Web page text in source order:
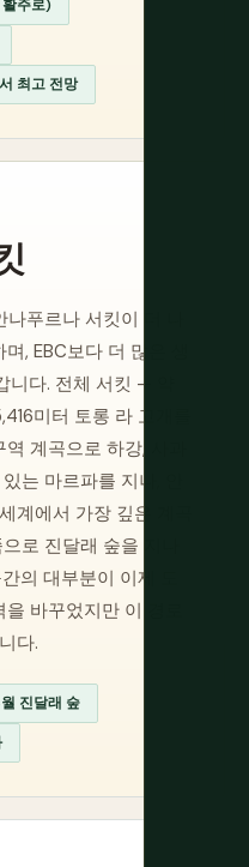
주로)
최고 전망
푸르나 서킷이 더 나
, EBC보다 더 많은 생
다. 전체 서킷 — 약
미터 토롱 라 고개를
계곡으로 하강, 사과
는 마르파를 지나, 안
계에서 가장 깊은 계곡
로 진달래 숲을 지나
의 대부분이 이제 도
바꾸었지만 이 경로
다.
진달래 숲